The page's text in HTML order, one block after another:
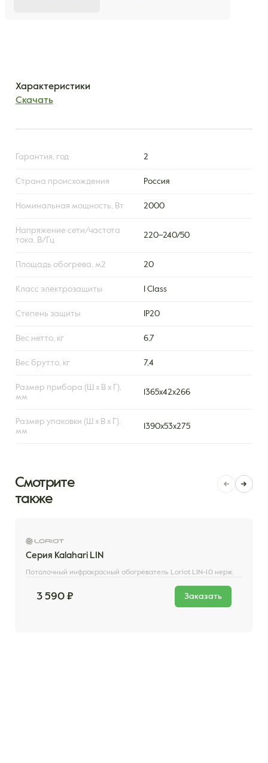
Характеристики
Скачать
Гарантия, год 2
Страна происхождения Россия
Номинальная мощность, Вт 2000
Напряжение сети/частота
тока, В/Гц
220–240/50
Площадь обогрева, м2 20
Класс электрозащиты I Class
Степень защиты IP20
Вес нетто, кг 6,7
Вес брутто, кг 7,4
Размер прибора (Ш х В х Г),
мм
1365x42x266
Размер упаковки (Ш х В х Г),
мм
1390x53x275
Смотрите
также
Серия Kalahari LIN
Потолочный инфракрасный обогреватель Loriot LIN-1.0 нерж.
3 590 ₽ Заказать